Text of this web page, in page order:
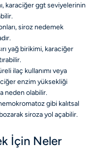
karaciğer ggt seviyelerinin
siroz nedemek
yağ birikimi, karaciğer
ilaç kullanımı veya
enzim yüksekliği
neden olabilir.
gibi kalıtsal
siroza yol açabilir.
İçin Neler